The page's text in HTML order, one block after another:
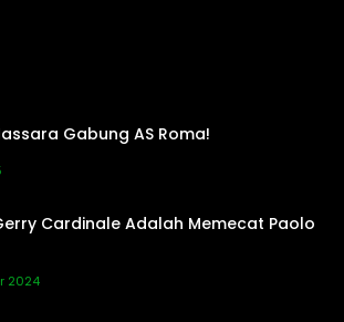
Gabung AS Roma!
Cardinale Adalah Memecat Paolo
2024